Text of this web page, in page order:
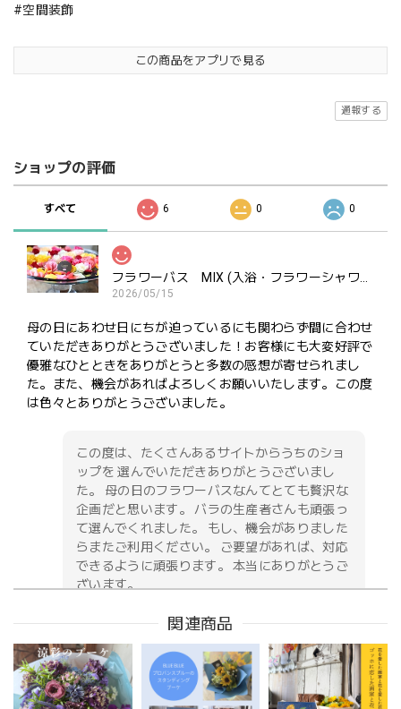
#空間装飾
この商品をアプリで見る
通報する
ショップの評価
すべて 6 0 0
2026/05/15
母の日にあわせ日にちが迫っているにも関わらず間に合わせ
ていただきありがとうございました！お客様にも大変好評で
優雅なひとときをありがとうと多数の感想が寄せられまし
た。また、機会があればよろしくお願いいたします。この度
は色々とありがとうございました。
この度は、たくさんあるサイトからうちのショ
ップを 選んでいただきありがとうございまし
た。 母の日のフラワーバスなんてとても贅沢な
企画だと思います。 バラの生産者さんも頑張っ
て選んでくれました。 もし、機会がありました
らまたご利用ください。 ご要望があれば、対応
できるように頑張ります。 本当にありがとうご
ざいます。
2026/05/09
関連商品